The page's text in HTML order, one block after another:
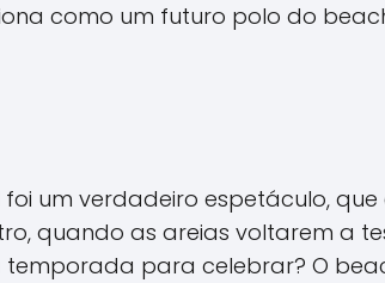
como um futuro polo do
um verdadeiro espetáculo,
quando as areias voltarem a
para celebrar? O